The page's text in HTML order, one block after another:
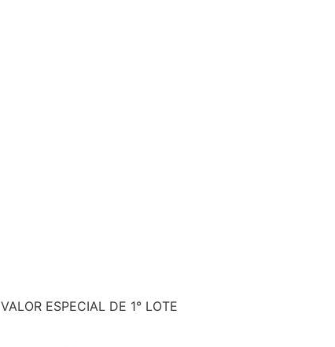
VALOR ESPECIAL DE 1° LOTE